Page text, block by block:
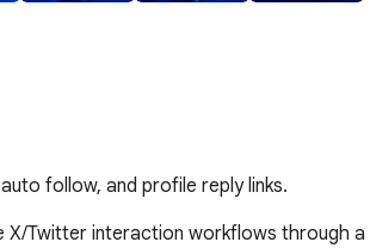
follow, and profile reply links.
Twitter interaction workflows through